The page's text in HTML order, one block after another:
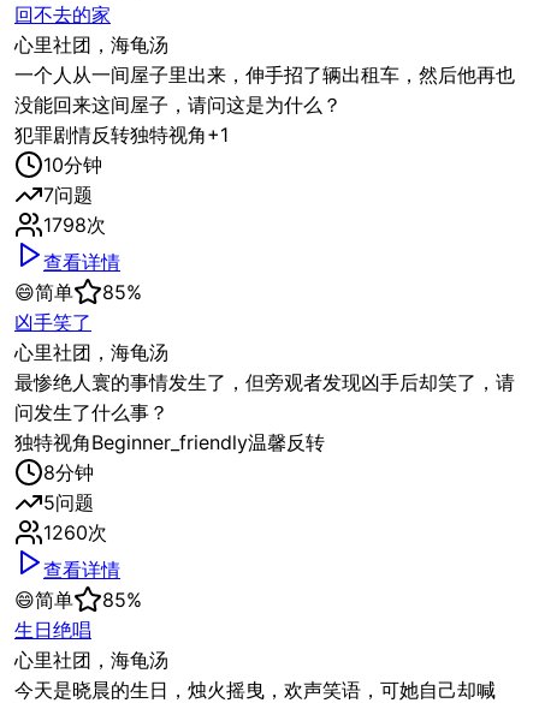
回不去的家
心里社团，海龟汤
一个人从一间屋子里出来，伸手招了辆出租车，然后他再也
没能回来这间屋子，请问这是为什么？
犯罪剧情反转独特视角+1
10分钟
7问题
1798次
查看详情
😄简单 85%
凶手笑了
心里社团，海龟汤
最惨绝人寰的事情发生了，但旁观者发现凶手后却笑了，请
问发生了什么事？
独特视角Beginner_friendly温馨反转
8分钟
5问题
1260次
查看详情
😄简单 85%
生日绝唱
心里社团，海龟汤
今天是晓晨的生日，烛火摇曳，欢声笑语，可她自己却喊